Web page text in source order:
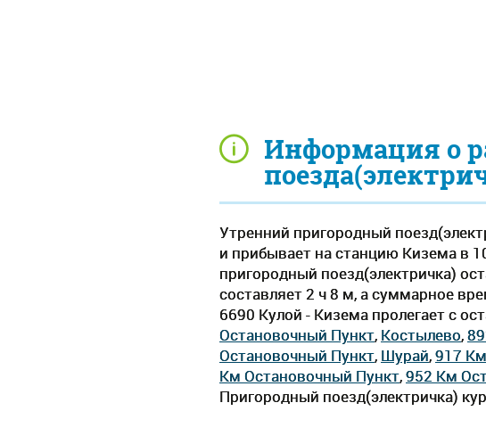
Информация о
Утренний пригородный
и прибывает на станцию Кизема в
пригородный поезд(электричка)
составляет 2 ч 8 м, а суммарное
6690 Кулой - Кизема пролегает c
Остановочный Пункт, Костылево,
Остановочный Пункт, Шурай,917
Км Остановочный Пункт,952 Км
Пригородный поезд(электричка)